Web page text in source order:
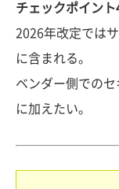
チェックポイン
2026年改定では
に含まれる。
ベンダー側での
に加えたい。